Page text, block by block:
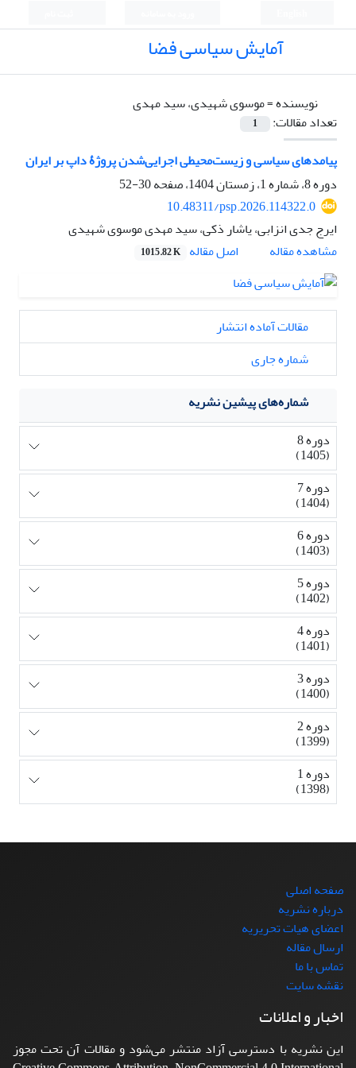
آمایش سیاسی فضا
نویسنده =موسوی شهیدی، سید مهدی
تعداد مقالات:
1
پیامدهای سیاسی و زیست‌محیطی اجرایی‌شدن پروژۀ داپ بر ایران
دوره 8، شماره 1، زمستان 1404، صفحه
30-52
10.48311/psp.2026.114322.0
ایرج جدی انزابی، یاشار ذکی، سید مهدی موسوی شهیدی
مشاهده مقاله
اصل مقاله 1015.82 K
مقالات آماده انتشار
شماره جاری
شماره‌های پیشین نشریه
دوره 8
(1405)
دوره 7
(1404)
دوره 6
(1403)
دوره 5
(1402)
دوره 4
(1401)
دوره 3
(1400)
دوره 2
(1399)
دوره 1
(1398)
صفحه اصلی
درباره نشریه
اعضای هیات تحریریه
ارسال مقاله
تماس با ما
نقشه سایت
اخبار و اعلانات
این نشریه با دسترسی آزاد منتشر می‌شود و مقالات آن تحت مجوز